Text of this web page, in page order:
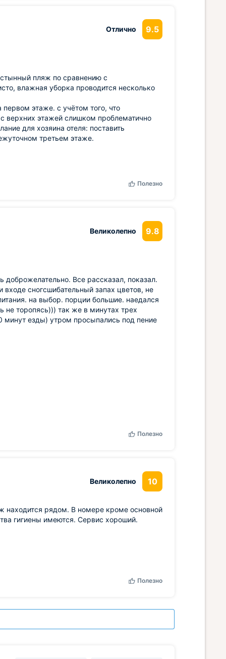
Отлично 9.5
пляж по сравнению с
влажная уборка проводится несколько
этаже. с учётом того, что
верхних этажей слишком проблематично
для хозяина отеля: поставить
третьем этаже.
Полезно
Великолепно 9.8
доброжелательно. Все рассказал, показал.
сногсшибательный запах цветов, не
на выбор. порции большие. наедался
не торопясь))) так же в минутах трех
минут езды) утром просыпались под пение
Полезно
Великолепно 10
находится рядом. В номере кроме основной
гигиены имеются. Сервис хороший.
Полезно